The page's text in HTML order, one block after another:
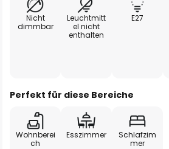
Nicht
dimmbar
Leuchtmitt
el nicht
enthalten
E27
Perfekt für diese Bereiche
Wohnberei
ch
Esszimmer
Schlafzim
mer